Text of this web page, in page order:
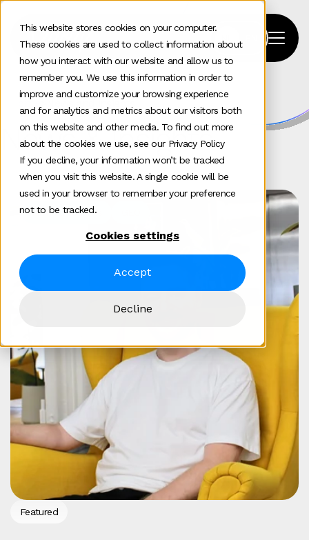
This website stores cookies on your computer.
These cookies are used to collect information about
how you interact with our website and allow us to
remember you. We use this information in order to
improve and customize your browsing experience
and for analytics and metrics about our visitors both
on this website and other media. To find out more
about the cookies we use, see our Privacy Policy
If you decline, your information won’t be tracked
when you visit this website. A single cookie will be
used in your browser to remember your preference
not to be tracked.
Cookies settings
Accept
Decline
Home News and insights
News & Insights
Communications
Featured